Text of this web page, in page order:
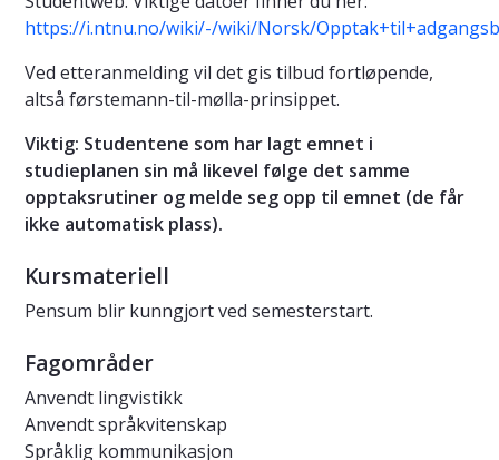
https://i.ntnu.no/wiki/-/wiki/Norsk/
Ved etteranmelding vil det gis tilbud fortløpende,
altså førstemann-til-mølla-prinsippet.
Viktig: Studentene som har lagt emnet i
studieplanen sin må likevel følge det samme
opptaksrutiner og melde seg opp til emnet (de får
ikke automatisk plass).
Kursmateriell
Pensum blir kunngjort ved semesterstart.
Fagområder
Anvendt lingvistikk
Anvendt språkvitenskap
Språklig kommunikasjon